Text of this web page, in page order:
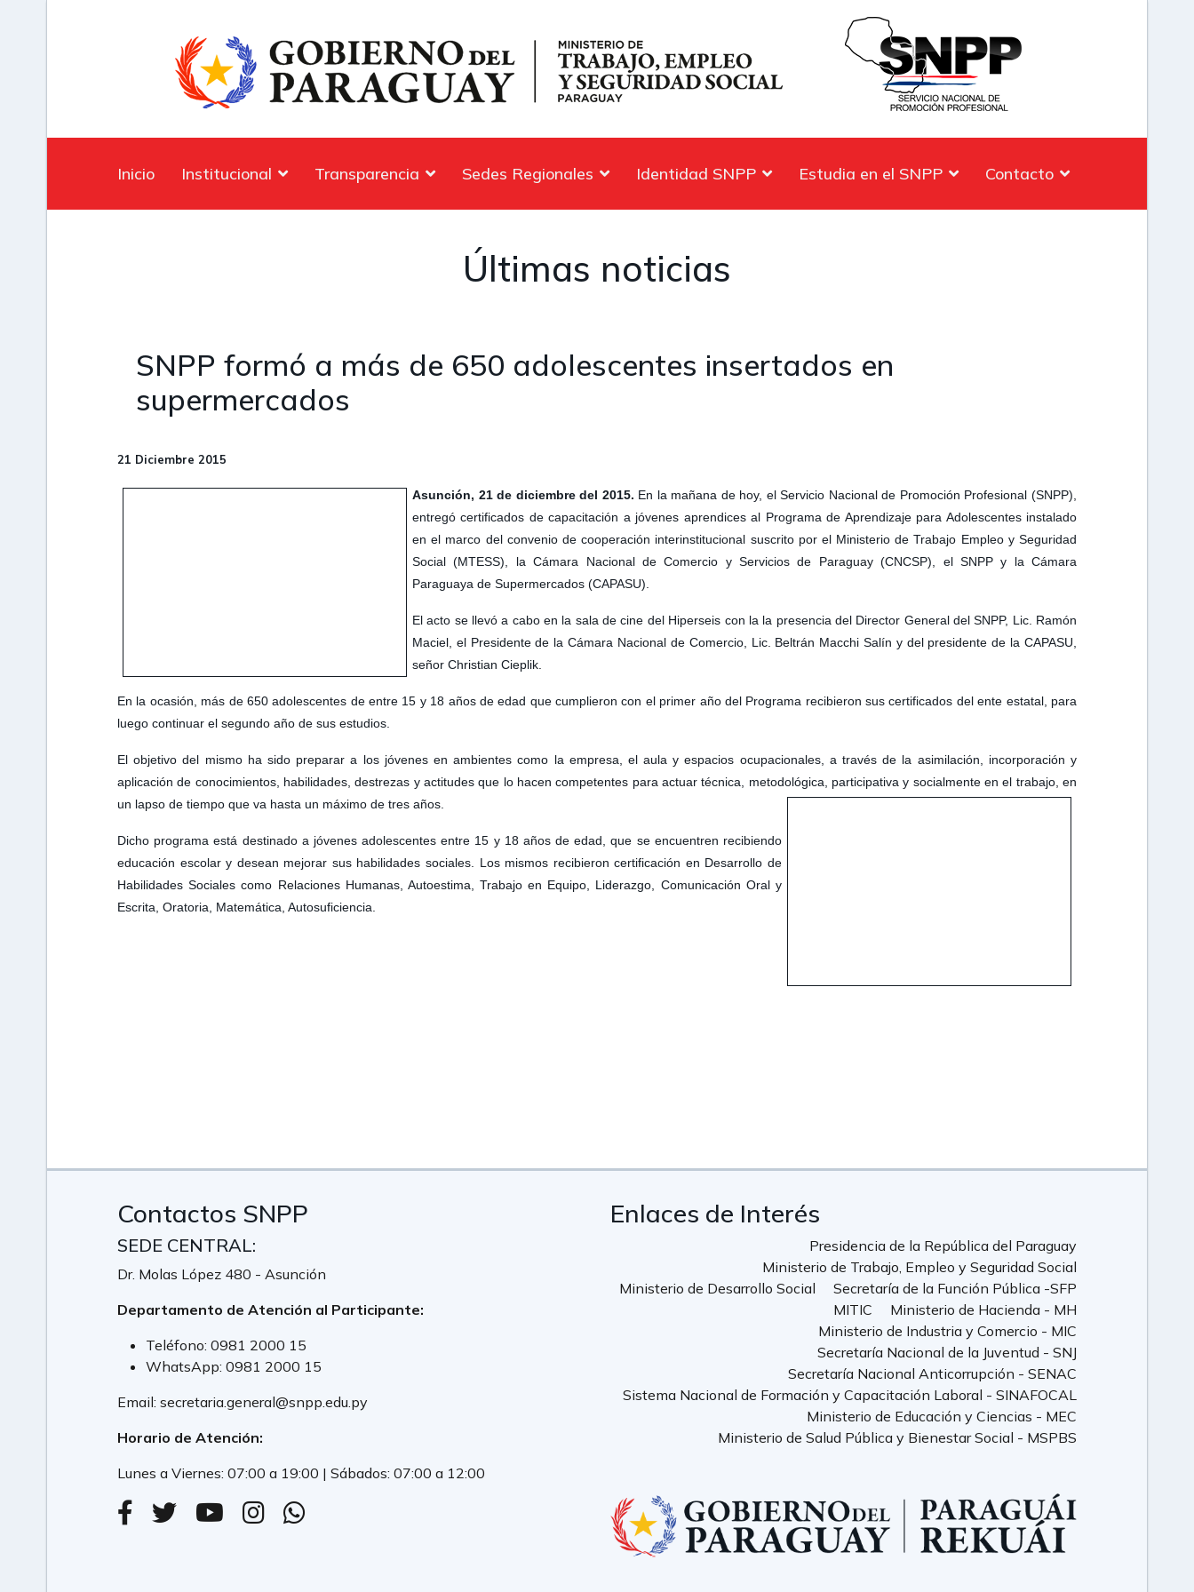
Inicio Institucional Transparencia Sedes Regionales Identidad SNPP Estudia en el SNPP Contacto
Últimas noticias
SNPP formó a más de 650 adolescentes insertados en
supermercados
21 Diciembre 2015
Asunción, 21 de diciembre del 2015. En la mañana de hoy, el Servicio Nacional de Promoción Profesional (SNPP),
entregó certificados de capacitación a jóvenes aprendices al Programa de Aprendizaje para Adolescentes instalado
en el marco del convenio de cooperación interinstitucional suscrito por el Ministerio de Trabajo Empleo y Seguridad
Social (MTESS), la Cámara Nacional de Comercio y Servicios de Paraguay (CNCSP), el SNPP y la Cámara
Paraguaya de Supermercados (CAPASU).
El acto se llevó a cabo en la sala de cine del Hiperseis con la la presencia del Director General del SNPP, Lic. Ramón
Maciel, el Presidente de la Cámara Nacional de Comercio, Lic. Beltrán Macchi Salín y del presidente de la CAPASU,
señor Christian Cieplik.
En la ocasión, más de 650 adolescentes de entre 15 y 18 años de edad que cumplieron con el primer año del Programa recibieron sus certificados del ente estatal, para
luego continuar el segundo año de sus estudios.
El objetivo del mismo ha sido preparar a los jóvenes en ambientes como la empresa, el aula y espacios ocupacionales, a través de la asimilación, incorporación y
aplicación de conocimientos, habilidades, destrezas y actitudes que lo hacen competentes para actuar técnica, metodológica, participativa y socialmente en el trabajo, en
un lapso de tiempo que va hasta un máximo de tres años.
Dicho programa está destinado a jóvenes adolescentes entre 15 y 18 años de edad, que se encuentren recibiendo
educación escolar y desean mejorar sus habilidades sociales. Los mismos recibieron certificación en Desarrollo de
Habilidades Sociales como Relaciones Humanas, Autoestima, Trabajo en Equipo, Liderazgo, Comunicación Oral y
Escrita, Oratoria, Matemática, Autosuficiencia.
Contactos SNPP
SEDE CENTRAL:
Dr. Molas López 480 - Asunción
Departamento de Atención al Participante:
Teléfono: 0981 2000 15
WhatsApp: 0981 2000 15
Email: secretaria.general@snpp.edu.py
Horario de Atención:
Lunes a Viernes: 07:00 a 19:00 | Sábados: 07:00 a 12:00
Enlaces de Interés
Presidencia de la República del Paraguay
Ministerio de Trabajo, Empleo y Seguridad Social
Ministerio de Desarrollo Social
Secretaría de la Función Pública -SFP
MITIC
Ministerio de Hacienda - MH
Ministerio de Industria y Comercio - MIC
Secretaría Nacional de la Juventud - SNJ
Secretaría Nacional Anticorrupción - SENAC
Sistema Nacional de Formación y Capacitación Laboral - SINAFOCAL
Ministerio de Educación y Ciencias - MEC
Ministerio de Salud Pública y Bienestar Social - MSPBS